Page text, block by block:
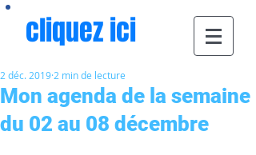
cliquez ici
Mon agenda de la semaine
du 02 au 08 décembre
2 déc. 2019 2 min de lecture